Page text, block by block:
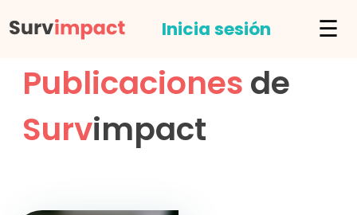
Inicia sesión ☰
Publicaciones de
Survimpact